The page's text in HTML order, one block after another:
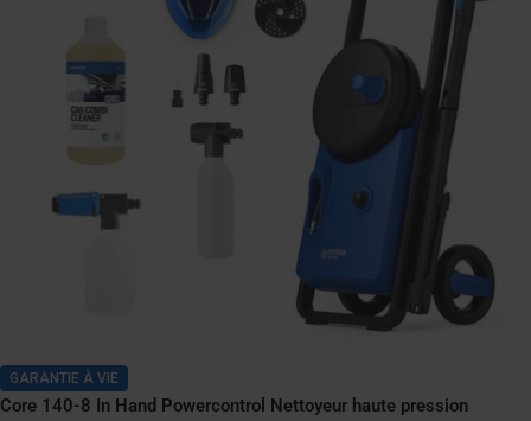
GARANTIE À VIE
Core 140-8 In Hand Powercontrol Nettoyeur haute pression